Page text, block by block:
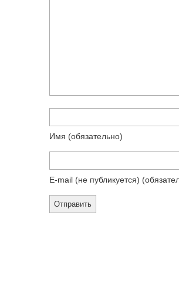
Имя (обязательно)
E-mail (не публикуется)